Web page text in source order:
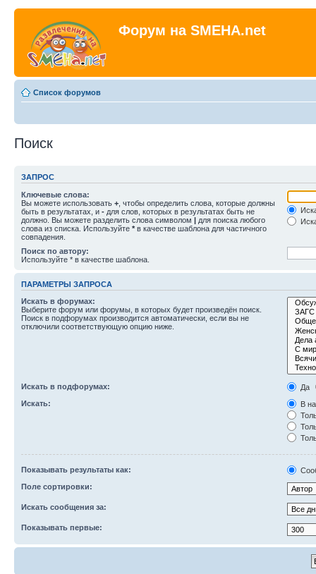
Форум на SMEHA.net
Список форумов
Поиск
ЗАПРОС
Ключевые слова:
Вы можете использовать + , чтобы определить слова, которые должны
быть в результатах, и - для слов, которых в результатах быть не
должно. Вы можете разделить слова символом | для поиска любого
слова из списка. Используйте * в качестве шаблона для частичного
совпадения.
Поиск по автору:
Используйте * в качестве шаблона.
ПАРАМЕТРЫ ЗАПРОСА
Искать в форумах:
Выберите форум или форумы, в которых будет произведён поиск.
Поиск в подфорумах производится автоматически, если вы не
отключили соответствующую опцию ниже.
Искать в подфорумах:
Да
Искать:
В
Показывать результаты как:
Поле сортировки:
Искать сообщения за:
Показывать первые: